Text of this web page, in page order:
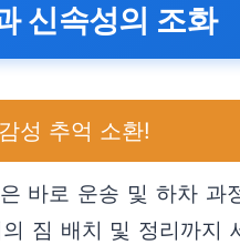
신속성의 조화
성 추억 소환!
바로 운송 및 하차
짐 배치 및 정리까